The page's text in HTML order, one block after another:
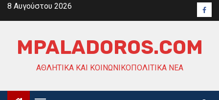
Skip8 Αυγούστου 2026
MPALADOROS.COM
ΑΘΛΗΤΙΚΆ ΚΑΙ ΚΟΙΝΩΝΙΚΟΠΟΛΙΤΙΚΆ ΝΈΑ